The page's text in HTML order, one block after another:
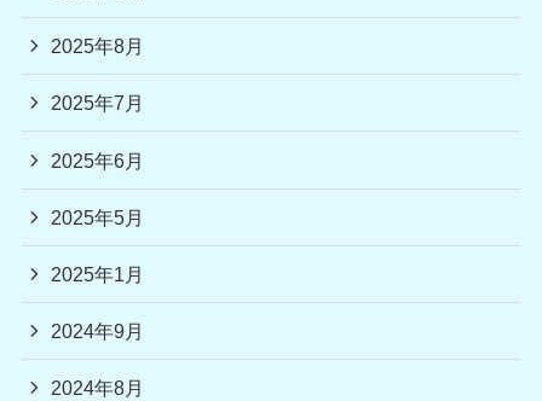
2025年8月
2025年7月
2025年6月
2025年5月
2025年1月
2024年9月
2024年8月